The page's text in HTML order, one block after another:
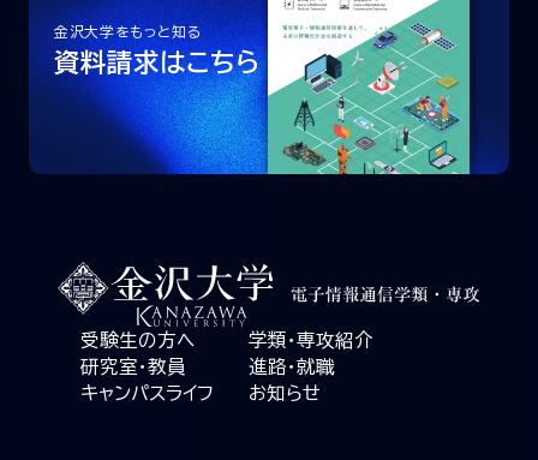
金沢大学をもっと知る
資料請求はこちら
受験生の方へ
学類・専攻紹介
研究室・教員
進路・就職
キャンパスライフ
お知らせ